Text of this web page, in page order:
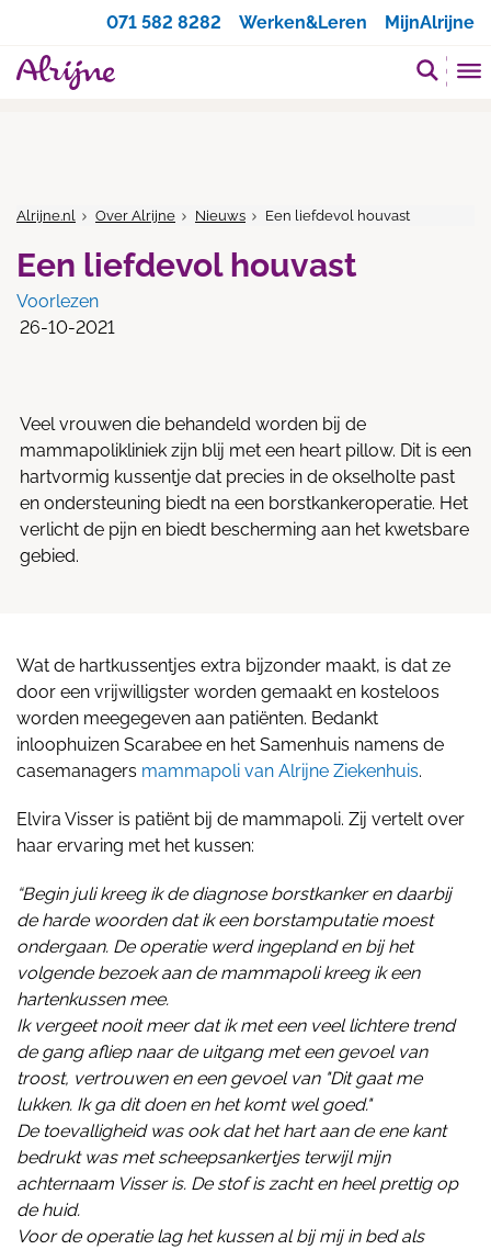
071 582 8282
Werken&Leren MijnAlrijne
Alrijne.nl Over Alrijne Nieuws Een liefdevol houvast
Een liefdevol houvast
Voorlezen
26-10-2021
Veel vrouwen die behandeld worden bij de
mammapolikliniek zijn blij met een heart pillow. Dit is een
hartvormig kussentje dat precies in de okselholte past
en ondersteuning biedt na een borstkankeroperatie. Het
verlicht de pijn en biedt bescherming aan het kwetsbare
gebied.
Wat de hartkussentjes extra bijzonder maakt, is dat ze
door een vrijwilligster worden gemaakt en kosteloos
worden meegegeven aan patiënten. Bedankt
inloophuizen Scarabee en het Samenhuis namens de
casemanagers mammapoli van Alrijne Ziekenhuis.
Elvira Visser is patiënt bij de mammapoli. Zij vertelt over
haar ervaring met het kussen:
“Begin juli kreeg ik de diagnose borstkanker en daarbij
de harde woorden dat ik een borstamputatie moest
ondergaan. De operatie werd ingepland en bij het
volgende bezoek aan de mammapoli kreeg ik een
hartenkussen mee.
Ik vergeet nooit meer dat ik met een veel lichtere trend
de gang afliep naar de uitgang met een gevoel van
troost, vertrouwen en een gevoel van "Dit gaat me
lukken. Ik ga dit doen en het komt wel goed."
De toevalligheid was ook dat het hart aan de ene kant
bedrukt was met scheepsankertjes terwijl mijn
achternaam Visser is. De stof is zacht en heel prettig op
de huid.
Voor de operatie lag het kussen al bij mij in bed als